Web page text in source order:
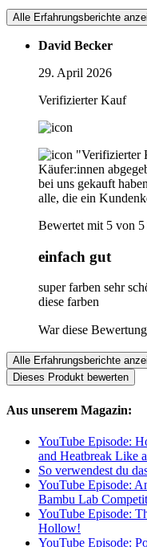
Alle Erfahrungsberichte
David Becker
29. April 2026
Verifizierter Kauf
"Verifizierter
Käufer:innen
bei uns gekauft
alle, die ein
Bewertet mit 5 von 5
einfach gut
super farben sehr
diese farben
War diese
Alle Erfahrungsberichte
Dieses Produkt bewerten
Aus unserem Magazin:
YouTube Episode:
and Heatbreak Like
So verwendest du
YouTube Episode:
Bambu Lab
YouTube Episode:
Hollow!
YouTube Episode: